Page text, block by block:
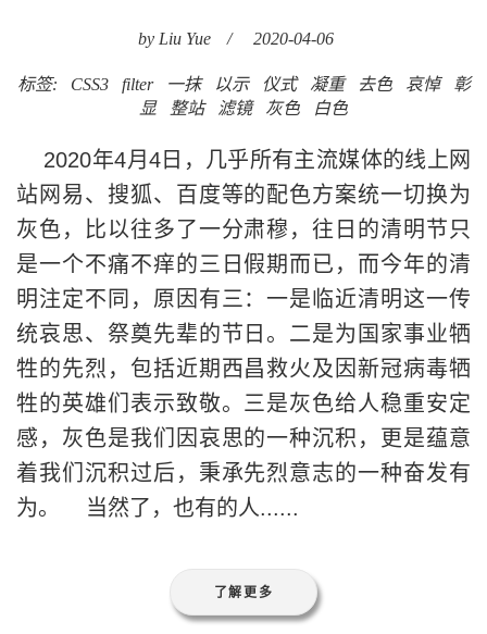
by Liu Yue / 2020-04-06
标签: CSS3 filter 一抹 以示 仪式 凝重 去色 哀悼
彰
显
整站 滤镜 灰色 白色
2020年4月4日，几乎所有主流媒体的线上网
站网易、搜狐、百度等的配色方案统一切换为
灰色，比以往多了一分肃穆，往日的清明节只
是一个不痛不痒的三日假期而已，而今年的清
明注定不同，原因有三：一是临近清明这一传
统哀思、祭奠先辈的节日。二是为国家事业牺
牲的先烈，包括近期西昌救火及因新冠病毒牺
牲的英雄们表示致敬。三是灰色给人稳重安定
感，灰色是我们因哀思的一种沉积，更是蕴意
着我们沉积过后，秉承先烈意志的一种奋发有
为。 当然了，也有的人......
了解更多